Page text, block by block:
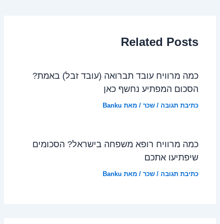
Related Posts
כמה מרוויח עובד תברואה (עובד זבל) באמת?
הסכום המפתיע נחשף כאן
כתיבת תגובה /שכר / מאת Banku
כמה מרוויח רופא משפחה בישראל? הסכומים
שיפתיעו אתכם
כתיבת תגובה /שכר / מאת Banku